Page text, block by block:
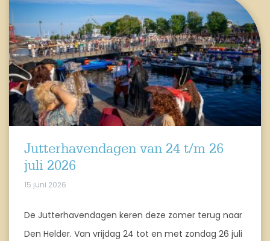
Jutterhavendagen van 24 t/m 26
juli 2026
15 juni 2026
De Jutterhavendagen keren deze zomer terug naar
Den Helder. Van vrijdag 24 tot en met zondag 26 juli